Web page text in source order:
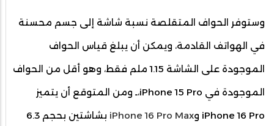
وستوفر الحواف المتقلصة نسبة شاشة إلى جسم محسنة
في الهواتف القادمة، ويمكن أن يبلغ قياس الحواف
الموجودة على الشاشة 1.15 ملم فقط، وهو أقل من الحواف
الموجودة في iPhone 15 Pro،ـ ومن المتوقع أن يتميز
iPhone 16 Pro و
iPhone 16 Pro Max
بشاشتين بحجم 6.3